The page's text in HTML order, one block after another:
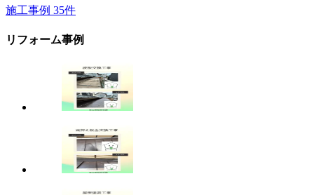
施工事例 35件
リフォーム事例